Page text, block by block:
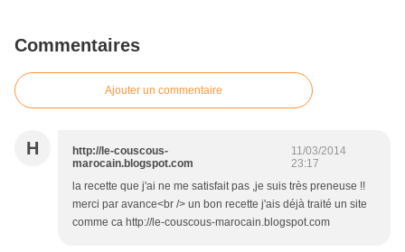
Commentaires
Ajouter un commentaire
H
http://le-couscous-
marocain.blogspot.com
11/03/2014
23:17
la recette que j'ai ne me satisfait pas ,je suis très preneuse !!
merci par avance<br /> un bon recette j'ais déjà traité un site
comme ca http://le-couscous-marocain.blogspot.com